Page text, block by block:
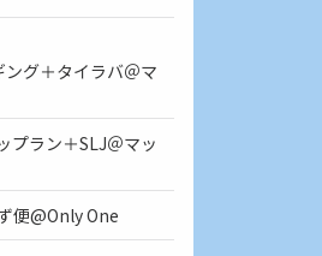
グ＋タイラバ＠マ
プラン＋SLJ＠マッ
便@Only One